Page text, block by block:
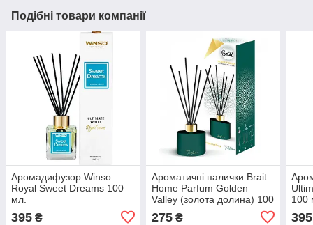
Подібні товари компанії
Аромадифузор Winso
Royal Sweet Dreams 100
мл.
395 ₴
Ароматичні палички Brait
Home Parfum Golden
Valley (золота долина) 100
275₴
100
395